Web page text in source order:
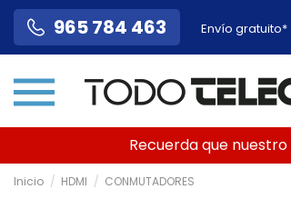
965 784 463 Envío gratuito*
Recuerda que nuestro
Inicio HDMI CONMUTADORES